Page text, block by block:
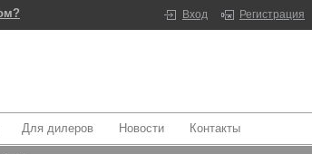
Вход Регистрация
Для дилеров Новости Контакты